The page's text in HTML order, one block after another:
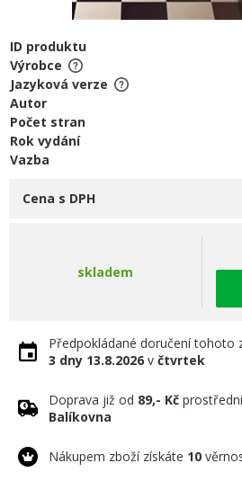
ID produktu
Výrobce
Jazyková verze
Autor
Počet stran
Rok vydání
Vazba
Cena s DPH
skladem
Předpokládané doručení tohoto
3 dny 13.8.2026 v čtvrtek
Doprava již od 89,- Kč
Balíkovna
Nákupem zboží získáte 10